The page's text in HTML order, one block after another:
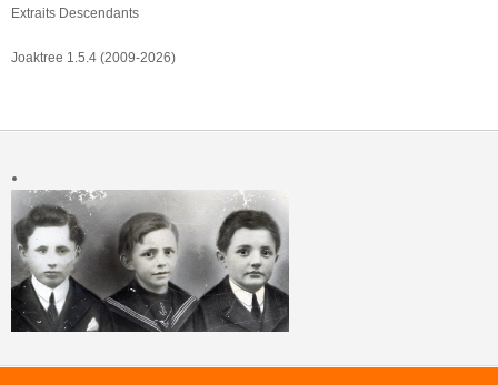
Extraits Descendants
Joaktree 1.5.4 (2009-2026)